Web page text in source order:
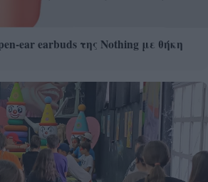
ear earbuds της Nothing με θήκη